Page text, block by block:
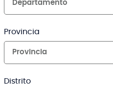
Departamento
Provincia
Provincia
Distrito